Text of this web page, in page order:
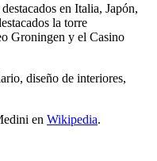
en Italia, Japón,
la torre
Groningen y el Casino
diseño de interiores,
en Wikipedia.